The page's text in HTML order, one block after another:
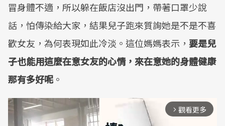
冒身體不適，所以躲在飯店沒出門，帶著口罩少說
話，怕傳染給大家，結果兒子跑來質詢她是不是不喜
歡女友，為何表現如此冷淡。這位媽媽表示， 要是兒
子也能用這麼在意女友的心情，來在意她的身體健康
那有多好呢。
arrow_forward_ios 觀看更多